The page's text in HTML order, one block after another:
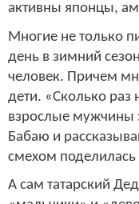
активны японцы,
Многие не только
день в зимний
человек. Причем
дети. «Сколько раз
взрослые мужчины
Бабаю и
смехом поделилась
А сам татарский